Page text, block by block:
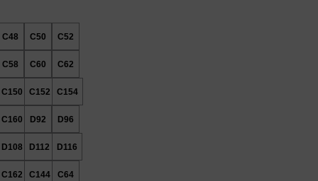
C48 C50 C52
C58 C60 C62
C150 C152 C154
C160 D92 D96
D108 D112 D116
C162 C144 C64